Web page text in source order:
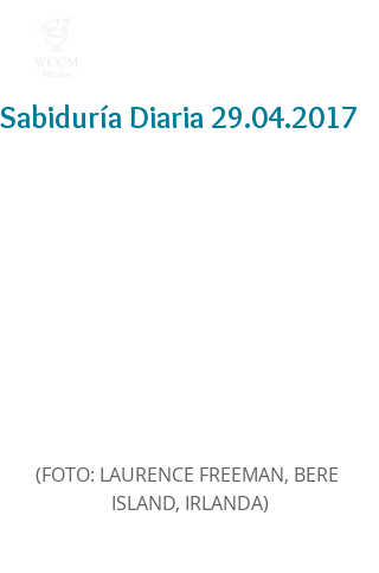
Sabiduría Diaria 29.04.2017
(FOTO: LAURENCE FREEMAN, BERE
ISLAND, IRLANDA)